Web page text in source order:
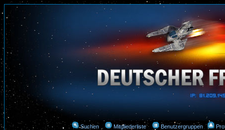
Suchen Mitgliederliste Benutzergruppen